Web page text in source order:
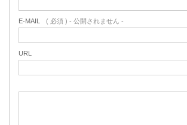
E-MAIL ( 必須 ) - 公開されません -
URL